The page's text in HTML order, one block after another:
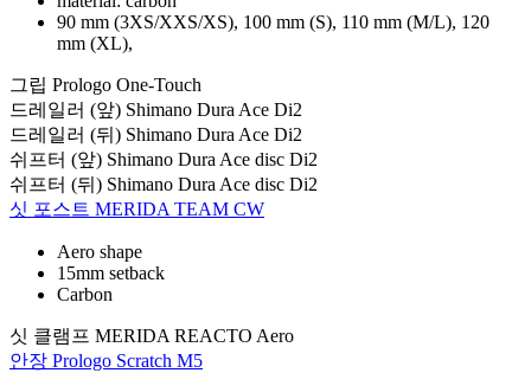
90 mm (3XS/XXS/XS), 100 mm (S), 110 mm (M/L), 120
mm (XL),
그립 Prologo One-Touch
드레일러 (앞) Shimano Dura Ace Di2
드레일러 (뒤) Shimano Dura Ace Di2
쉬프터 (앞) Shimano Dura Ace disc Di2
쉬프터 (뒤) Shimano Dura Ace disc Di2
싯 포스트 MERIDA TEAM CW
Aero shape
15mm setback
Carbon
싯 클램프 MERIDA REACTO Aero
안장 Prologo Scratch M5